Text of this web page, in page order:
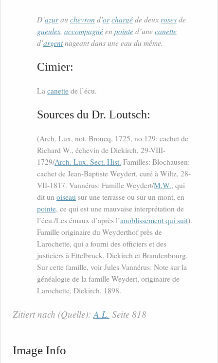
D’azurau chevron d’orchargéde deux rosesde
gueules, accompagnéen pointed’unecanette
d’argentnageant dans une eau du même.
Cimier:
La canette de l’écu.
Sources du Dr. Loutsch:
(Arch. Lux, not. Broucq, 1725, no 129: cachet de
Richard W., échevin de Diekirch, 29-VIII-
1729/Arch. Lux. Sect. Hist. Familles: Blochausen:
cachet de Jean-Baptiste Weydert, curé à Wiltz, 28-
VII-1817. Vannérus: Famille Weydert/M.W., qui
dit un oiseau sur une terrasse ou sur un mont, en
pointe, ce qui est une mauvaise interprétation de
l’écu./Les émaux d’après l’anoblissement qui suit).
Famille originaire du Weyderthof près de
Larochette, qui a fourni des officiers et des
justiciers à Ettelbruck, Diekirch et Brandenbourg.
Sur cette famille, voir Jules Vannérus: Note sur la
généalogie de la famille Weydert, originaire de
Larochette, Diekirch, 1898.
Zitiert nach (Quelle): A.L. Seite 818
Image Info